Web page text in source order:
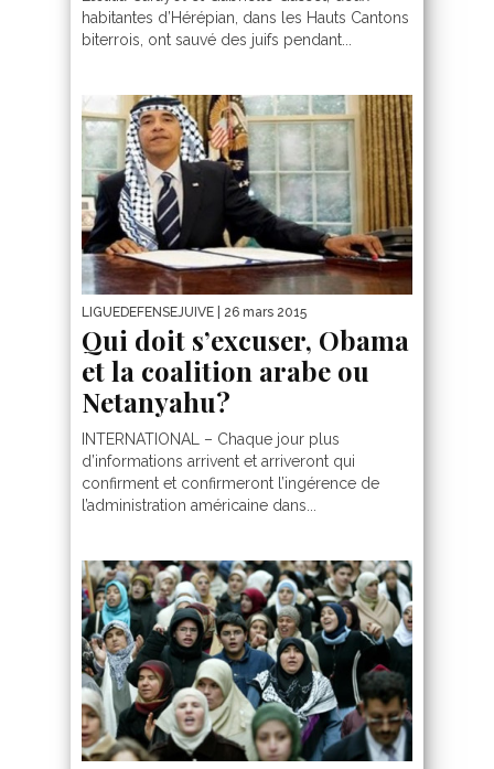
habitantes d’Hérépian, dans les Hauts Cantons
biterrois, ont sauvé des juifs pendant...
LIGUEDEFENSEJUIVE | 26 mars 2015
Qui doit s’excuser, Obama
et la coalition arabe ou
Netanyahu?
INTERNATIONAL – Chaque jour plus
d’informations arrivent et arriveront qui
confirment et confirmeront l’ingérence de
l’administration américaine dans...